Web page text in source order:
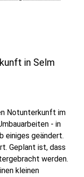
in Selm
Notunterkunft im
- in
einiges geändert.
Geplant ist, dass
werden.
kleinen